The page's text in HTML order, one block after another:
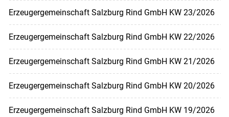
Erzeugergemeinschaft Salzburg Rind GmbH KW 23/2026
Erzeugergemeinschaft Salzburg Rind GmbH KW 22/2026
Erzeugergemeinschaft Salzburg Rind GmbH KW 21/2026
Erzeugergemeinschaft Salzburg Rind GmbH KW 20/2026
Erzeugergemeinschaft Salzburg Rind GmbH KW 19/2026